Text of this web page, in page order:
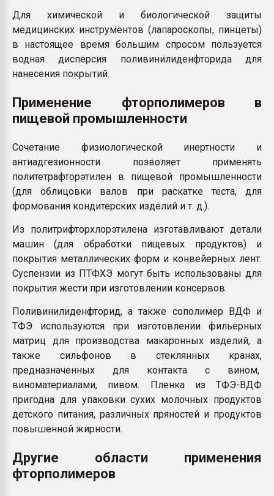
Для химической и биологической защиты
медицинских инструментов (лапароскопы, пинцеты)
в настоящее время большим спросом пользуется
водная дисперсия поливинилиденфторида для
нанесения покрытий.
Применение фторполимеров в
пищевой промышленности
Сочетание физиологической инертности и
антиадгезионности позволяет применять
политетрафторэтилен в пищевой промышленности
(для облицовки валов при раскатке теста, для
формования кондитерских изделий и т. д.).
Из политрифторхлорэтилена изготавливают детали
машин (для обработки пищевых продуктов) и
покрытия металлических форм и конвейерных лент.
Суспензии из ПТФХЭ могут быть использованы для
покрытия жести при изготовлении консервов.
Поливинилиденфторид, а также сополимер ВДФ и
ТФЭ используются при изготовлении фильерных
матриц для производства макаронных изделий, а
также сильфонов в стеклянных кранах,
предназначенных для контакта с вином,
виноматериалами, пивом. Пленка из ТФЭ-ВДФ
пригодна для упаковки сухих молочных продуктов
детского питания, различных пряностей и продуктов
повышенной жирности.
Другие области применения
фторполимеров